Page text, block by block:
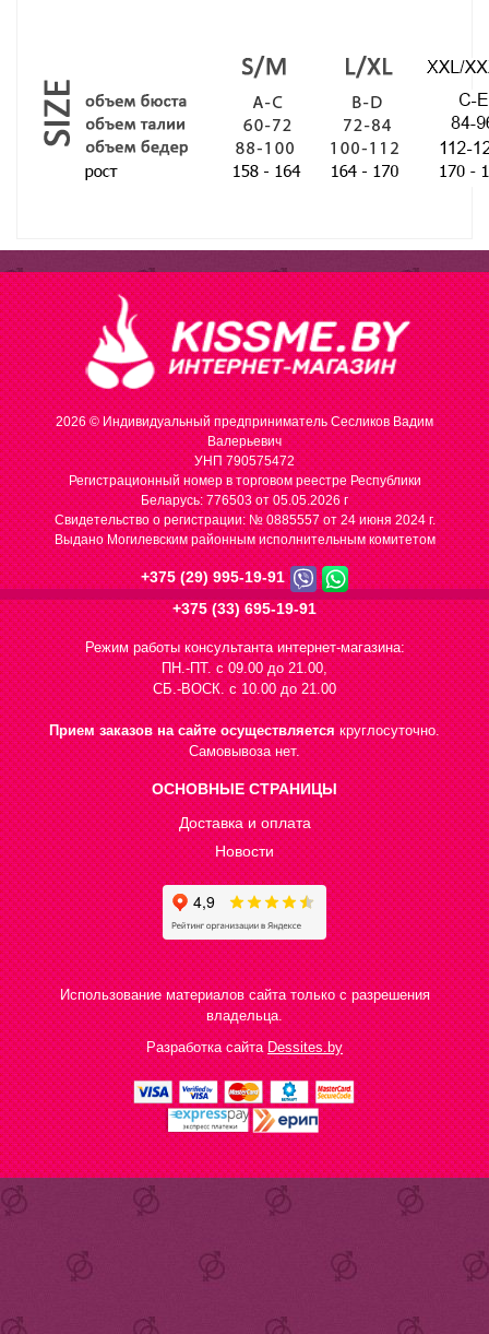
2026 © Индивидуальный предприниматель Сесликов Вадим
Валерьевич
УНП 790575472
Регистрационный номер в торговом реестре Республики
Беларусь: 776503 от 05.05.2026 г
Cвидетельство о регистрации: № 0885557 от 24 июня 2024 г.
Выдано Могилевским районным исполнительным комитетом
+375 (29) 995-19-91
+375 (33) 695-19-91
Режим работы консультанта интернет-магазина:
ПН.-ПТ. с 09.00 до 21.00,
СБ.-ВОСК. с 10.00 до 21.00
Прием заказов на сайте осуществляетсякруглосуточно.
Самовывоза нет.
ОСНОВНЫЕ СТРАНИЦЫ
Доставка и оплата
Новости
Использование материалов сайта только с разрешения
владельца.
Разработка сайтаDessites.by